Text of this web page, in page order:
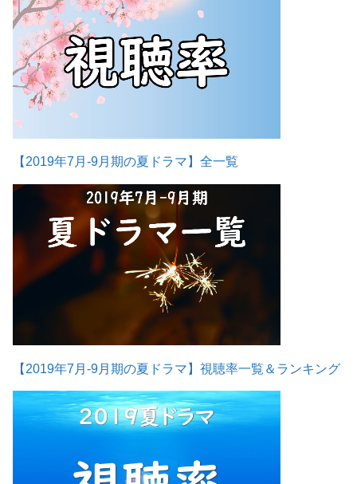
【2019年7月-9月期の夏ドラマ】全一覧
【2019年7月-9月期の夏ドラマ】視聴率一覧＆ランキング